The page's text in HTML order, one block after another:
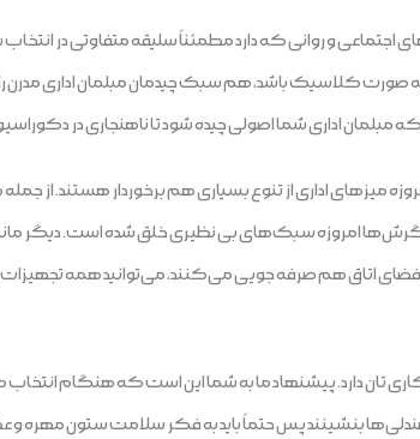
و روانی که دارد مطمئناً سلیقه متفاوتی در
کلاسیک باشد، هم سبک چیدمان مبلمان اداری مدرن
مبلمان اداری شما اصولی چیده شود تا ناهنجاری در
میزهای اداری از تنوع بسیاری هم برخوردار هستند. از
نگرش‌ها امروزه سبک‌های بی نظیری خلق شده است. دیگر
فضای اتاق هم صرفه جویی می‌کنند، می‌توانید همه تجهیزات
تان دارد. پیشنهاد ما به شما این است که هنگام انتخاب
بنشینند پس حتماً باید به فکر سلامت ستون مهره و